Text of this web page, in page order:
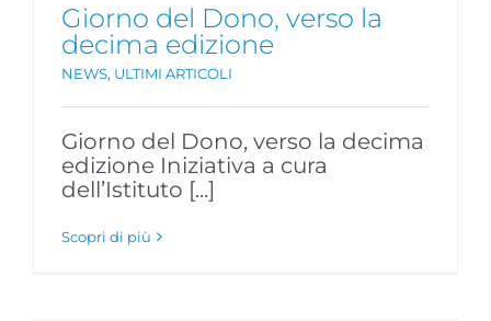
Giorno del Dono, verso la
decima edizione
NEWS, ULTIMI ARTICOLI
Giorno del Dono, verso la decima
edizione Iniziativa a cura
dell’Istituto [...]
Scopri di più